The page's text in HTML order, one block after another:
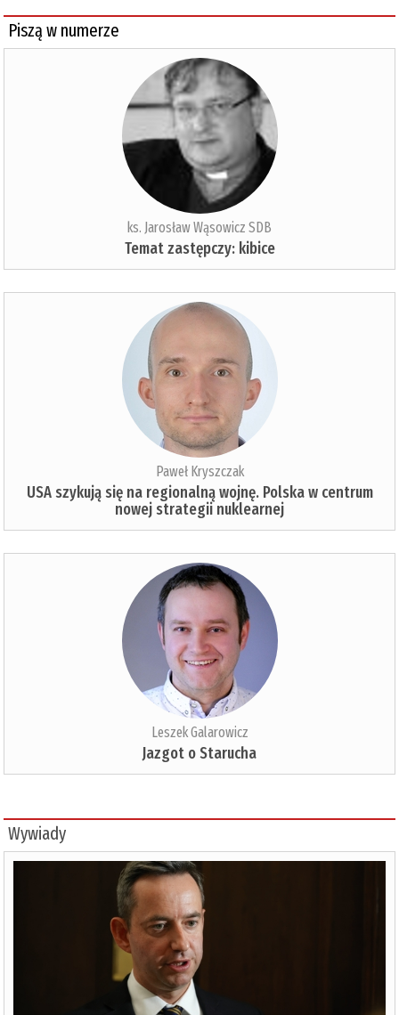
Piszą w numerze
ks. Jarosław Wąsowicz SDB
Temat zastępczy: kibice
Paweł Kryszczak
USA szykują się na regionalną wojnę. Polska w centrum
nowej strategii nuklearnej
Leszek Galarowicz
Jazgot o Starucha
Wywiady